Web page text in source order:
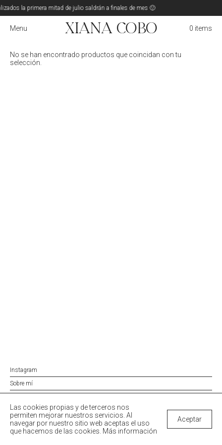
la primera mitad de julio saldrán a finales de mes 🙂
Menu Xiana Cobo 0 items
No se han encontrado productos que coincidan con tu
selección.
Instagram
Sobre mí
Condiciones de compra
© 2026 Xiana Cobo | Moda ética y accesorios
Las cookies propias y de terceros nos
permiten mejorar nuestros servicios. Al
navegar por nuestro sitio web aceptas el uso
que hacemos de las cookies. Más información
Aceptar